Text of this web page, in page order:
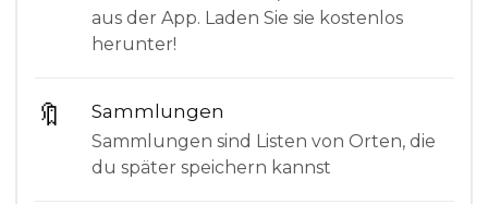
aus der App. Laden Sie sie kostenlos
herunter!
🔖 Sammlungen
Sammlungen sind Listen von Orten, die
du später speichern kannst